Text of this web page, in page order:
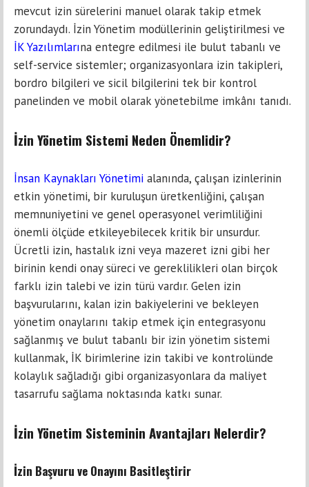
mevcut izin sürelerini manuel olarak takip etmek
zorundaydı. İzin Yönetim modüllerinin geliştirilmesi ve
İKYazılımlarına entegre edilmesi ile bulut tabanlı ve
self-service sistemler; organizasyonlara izin takipleri,
bordro bilgileri ve sicil bilgilerini tek bir kontrol
panelinden ve mobil olarak yönetebilme imkânı tanıdı.
İzin Yönetim Sistemi Neden Önemlidir?
İnsan Kaynakları Yönetimi alanında, çalışan izinlerinin
etkin yönetimi, bir kuruluşun üretkenliğini, çalışan
memnuniyetini ve genel operasyonel verimliliğini
önemli ölçüde etkileyebilecek kritik bir unsurdur.
Ücretli izin, hastalık izni veya mazeret izni gibi her
birinin kendi onay süreci ve gereklilikleri olan birçok
farklı izin talebi ve izin türü vardır. Gelen izin
başvurularını, kalan izin bakiyelerini ve bekleyen
yönetim onaylarını takip etmek için entegrasyonu
sağlanmış ve bulut tabanlı bir izin yönetim sistemi
kullanmak, İK birimlerine izin takibi ve kontrolünde
kolaylık sağladığı gibi organizasyonlara da maliyet
tasarrufu sağlama noktasında katkı sunar.
İzin Yönetim Sisteminin Avantajları Nelerdir?
İzin Başvuru ve Onayını Basitleştirir